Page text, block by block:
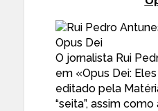
O jornalista Rui
em «Opus Dei:
editado pela
“seita”, assim